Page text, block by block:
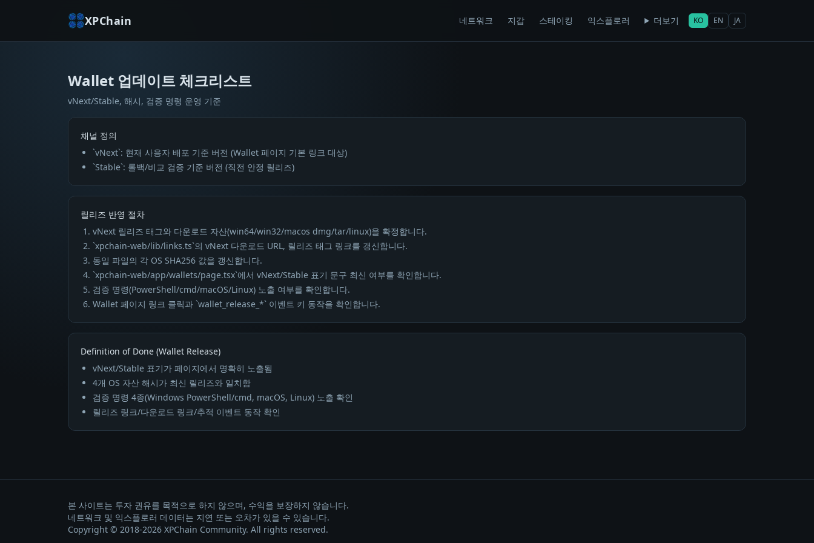
XPChain 네트워크 지갑 스테이킹 익스플로러 더보기 언어 선택
KO EN JA
Wallet 업데이트 체크리스트Wallet 업데이트 체크리스트
vNext/Stable, 해시, 검증 명령 운영 기준
채널 정의
`vNext`: 현재 사용자 배포 기준 버전 (Wallet 페이지 기본 링크 대상)
`Stable`: 롤백/비교 검증 기준 버전 (직전 안정 릴리즈)
릴리즈 반영 절차
vNext 릴리즈 태그와 다운로드 자산(win64/win32/macos dmg/tar/linux)을 확정합니다.
`xpchain-web/lib/links.ts`의 vNext 다운로드 URL, 릴리즈 태그 링크를 갱신합니다.
동일 파일의 각 OS SHA256 값을 갱신합니다.
`xpchain-web/app/wallets/page.tsx`에서 vNext/Stable 표기 문구 최신 여부를 확인합니다.
검증 명령(PowerShell/cmd/macOS/Linux) 노출 여부를 확인합니다.
Wallet 페이지 링크 클릭과 `wallet_release_*` 이벤트 키 동작을 확인합니다.
Definition of Done (Wallet Release)
vNext/Stable 표기가 페이지에서 명확히 노출됨
4개 OS 자산 해시가 최신 릴리즈와 일치함
검증 명령 4종(Windows PowerShell/cmd, macOS, Linux) 노출 확인
릴리즈 링크/다운로드 링크/추적 이벤트 동작 확인
본 사이트는 투자 권유를 목적으로 하지 않으며, 수익을 보장하지 않습니다.
네트워크 및 익스플로러 데이터는 지연 또는 오차가 있을 수 있습니다.
Copyright © 2018-2026 XPChain Community. All rights reserved.